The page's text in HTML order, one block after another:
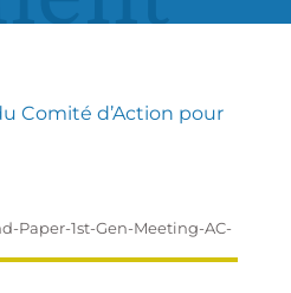
Comité d’Action pour
Paper-1st-Gen-Meeting-AC-